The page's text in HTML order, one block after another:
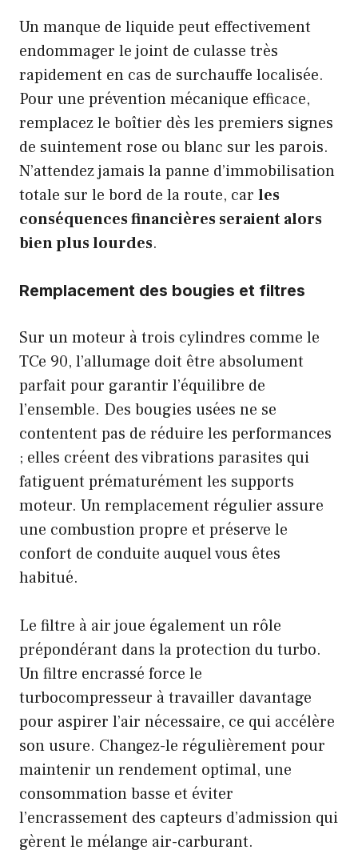
Un manque de liquide peut effectivement
endommager le joint de culasse très
rapidement en cas de surchauffe localisée.
Pour une prévention mécanique efficace,
remplacez le boîtier dès les premiers signes
de suintement rose ou blanc sur les parois.
N’attendez jamais la panne d’immobilisation
totale sur le bord de la route, car les
conséquences financières seraient alors
bien plus lourdes.
Remplacement des bougies et filtres
Sur un moteur à trois cylindres comme le
TCe 90, l’allumage doit être absolument
parfait pour garantir l’équilibre de
l’ensemble. Des bougies usées ne se
contentent pas de réduire les performances
; elles créent des vibrations parasites qui
fatiguent prématurément les supports
moteur. Un remplacement régulier assure
une combustion propre et préserve le
confort de conduite auquel vous êtes
habitué.
Le filtre à air joue également un rôle
prépondérant dans la protection du turbo.
Un filtre encrassé force le
turbocompresseur à travailler davantage
pour aspirer l’air nécessaire, ce qui accélère
son usure. Changez-le régulièrement pour
maintenir un rendement optimal, une
consommation basse et éviter
l’encrassement des capteurs d’admission qui
gèrent le mélange air-carburant.